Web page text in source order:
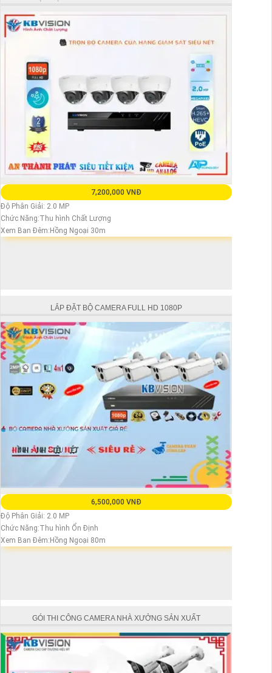
7,200,000 VNĐ
Độ Phân Giải: 2.0 MP
Chức Năng:Thu hình Chất Lượng
Xem Ban Đêm:Hồng Ngoại 30m
LẮP ĐẶT BỘ CAMERA FULL HD 1080P
6,500,000 VNĐ
Độ Phân Giải: 2.0 MP
Chức Năng:Thu hình Ổn Định
Xem Ban Đêm:Hồng Ngoại 80m
GÓI THI CÔNG CAMERA NHÀ XƯỞNG SẢN XUẤT